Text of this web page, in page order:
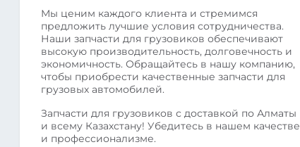
Мы ценим каждого клиента и стремимся
предложить лучшие условия сотрудничества.
Наши запчасти для грузовиков обеспечивают
высокую производительность, долговечность и
экономичность. Обращайтесь в нашу компанию,
чтобы приобрести качественные запчасти для
грузовых автомобилей.
Запчасти для грузовиков с доставкой по Алматы
и всему Казахстану! Убедитесь в нашем качестве
и профессионализме.